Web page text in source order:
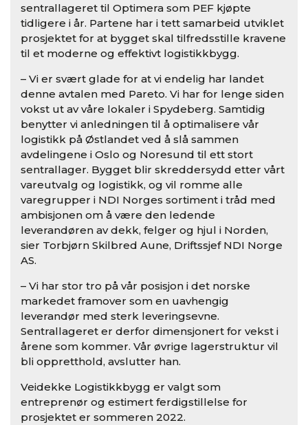
sentrallageret til Optimera som PEF kjøpte
tidligere i år. Partene har i tett samarbeid utviklet
prosjektet for at bygget skal tilfredsstille kravene
til et moderne og effektivt logistikkbygg.
– Vi er svært glade for at vi endelig har landet
denne avtalen med Pareto. Vi har for lenge siden
vokst ut av våre lokaler i Spydeberg. Samtidig
benytter vi anledningen til å optimalisere vår
logistikk på Østlandet ved å slå sammen
avdelingene i Oslo og Noresund til ett stort
sentrallager. Bygget blir skreddersydd etter vårt
vareutvalg og logistikk, og vil romme alle
varegrupper i NDI Norges sortiment i tråd med
ambisjonen om å være den ledende
leverandøren av dekk, felger og hjul i Norden,
sier Torbjørn Skilbred Aune, Driftssjef NDI Norge
AS.
– Vi har stor tro på vår posisjon i det norske
markedet framover som en uavhengig
leverandør med sterk leveringsevne.
Sentrallageret er derfor dimensjonert for vekst i
årene som kommer. Vår øvrige lagerstruktur vil
bli oppretthold, avslutter han.
Veidekke Logistikkbygg er valgt som
entreprenør og estimert ferdigstillelse for
prosjektet er sommeren 2022.